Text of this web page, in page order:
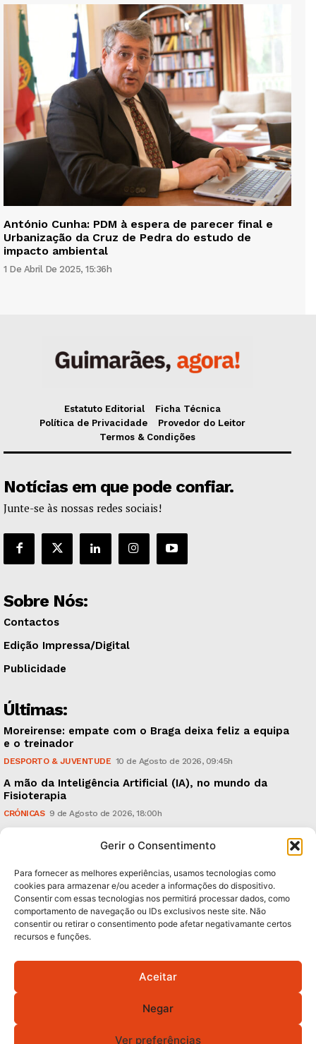
Gerir o Consentimento
Para fornecer as melhores experiências, usamos tecnologias como
cookies para armazenar e/ou aceder a informações do dispositivo.
Consentir com essas tecnologias nos permitirá processar dados, como
comportamento de navegação ou IDs exclusivos neste site. Não
consentir ou retirar o consentimento pode afetar negativamante certos
recursos e funções.
Aceitar
Negar
Ver preferências
António Cunha: PDM à espera de parecer final e
Urbanização da Cruz de Pedra do estudo de
impacto ambiental
1 De Abril De 2025, 15:36h
Estatuto Editorial
Ficha Técnica
Política de Privacidade
Provedor do Leitor
Termos & Condições
Notícias em que pode confiar.
Junte-se às nossas redes sociais!
Sobre Nós:
Contactos
Edição Impressa/Digital
Publicidade
Últimas:
Moreirense: empate com o Braga deixa feliz a equipa
e o treinador
DESPORTO & JUVENTUDE 10 de Agosto de 2026, 09:45h
A mão da Inteligência Artificial (IA), no mundo da
Fisioterapia
CRÓNICAS 9 de Agosto de 2026, 18:00h
18.926 espectadores
Subscreva Newsletter:
QUERO ADERIR
Política de Privacidade